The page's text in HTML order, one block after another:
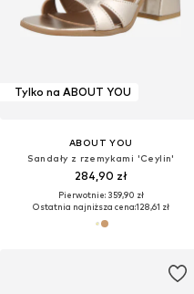
Tylko na ABOUT YOU
ABOUT YOU
Sandały z rzemykami 'Ceylin'
284,90 zł
Pierwotnie: 359,90 zł
Ostatnia najniższa cena:128,61 zł